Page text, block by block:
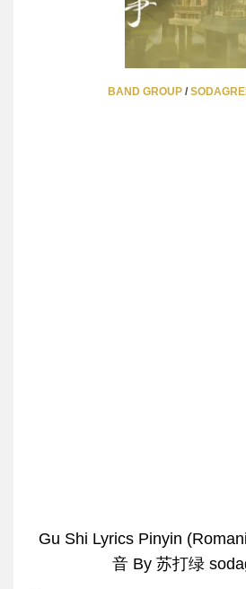
BAND GROUP/
Gu Shi Lyrics Pinyin
音 By 苏打绿